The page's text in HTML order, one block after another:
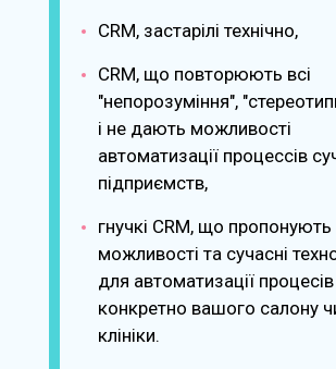
CRM, застарілі технічно,
CRM, що повторюють всі
"непорозуміння",
і не дають можливості
автоматизації процессів
підприємств,
гнучкі CRM, що пропонують
можливості та сучасні
для автоматизації процесів
конкретно вашого салону
клініки.